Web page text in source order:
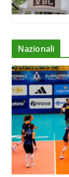
Nazionali